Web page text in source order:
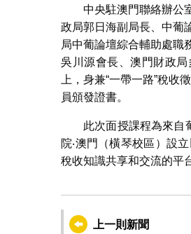
中央駐澳門聯絡辦公
政局郭日海副局長、中葡
局中葡論壇綜合輔助處職
吳川源會長、澳門財政
上，身兼“一帶一路”稅收
員頒發證書。
此次面授課程為來自
院‧澳門（橫琴校區）設
稅收知識共享和交流的平
上一則新聞